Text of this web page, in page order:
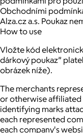
Obchodními
Alza.cz a.s. Poukaz
How to use
Vložte kód
dárkový poukaz”
obrázek níže).
The merchants
or otherwise
identifying marks
each represented
each company's